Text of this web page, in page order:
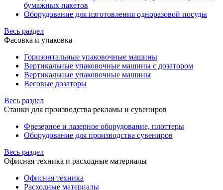
бумажных пакетов
Оборудование для изготовления одноразовой посуды
Весь раздел
Фасовка и упаковка
Горизонтальные упаковочные машины
Вертикальные упаковочные машины с дозатором
Вертикальные упаковочные машины
Весовые дозаторы
Весь раздел
Станки для производства рекламы и сувениров
Фрезерное и лазерное оборудование, плоттеры
Оборудование для производства сувениров
Весь раздел
Офисная техника и расходные материалы
Офисная техника
Расходные материалы